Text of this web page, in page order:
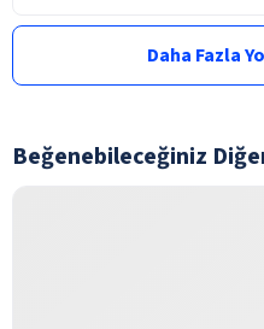
Daha Fazla
Beğenebileceğiniz